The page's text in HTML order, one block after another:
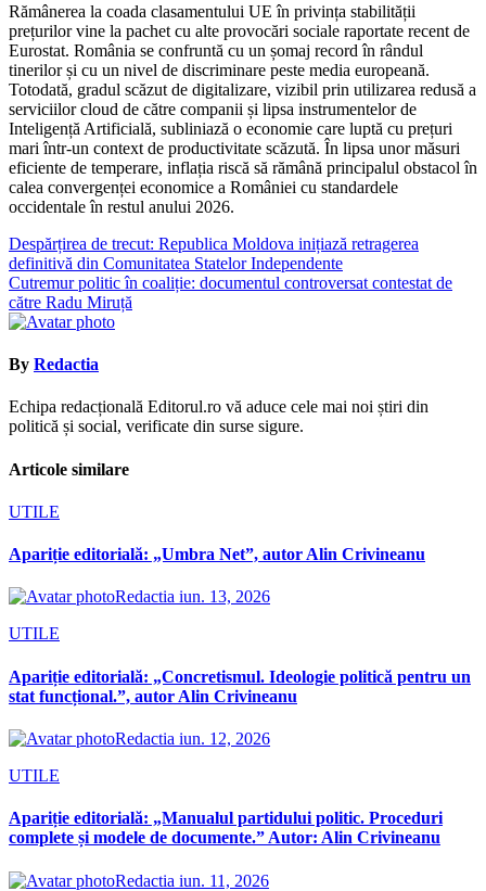
Rămânerea la coada clasamentului UE în privința stabilității
prețurilor vine la pachet cu alte provocări sociale raportate recent de
Eurostat. România se confruntă cu un șomaj record în rândul
tinerilor și cu un nivel de discriminare peste media europeană.
Totodată, gradul scăzut de digitalizare, vizibil prin utilizarea redusă a
serviciilor cloud de către companii și lipsa instrumentelor de
Inteligență Artificială, subliniază o economie care luptă cu prețuri
mari într-un context de productivitate scăzută. În lipsa unor măsuri
eficiente de temperare, inflația riscă să rămână principalul obstacol în
calea convergenței economice a României cu standardele
occidentale în restul anului 2026.
Navigare
în
articole
Despărțirea de trecut: Republica Moldova inițiază retragerea
definitivă din Comunitatea Statelor Independente
Cutremur politic în coaliție: documentul controversat contestat de
către Radu Miruță
By Redactia
Echipa redacțională Editorul.ro vă aduce cele mai noi știri din
politică și social, verificate din surse sigure.
Articole similare
UTILE
Apariție editorială: „Umbra Net”, autor Alin Crivineanu
Redactia iun. 13, 2026
UTILE
Apariție editorială: „Concretismul. Ideologie politică pentru un
stat funcțional.”, autor Alin Crivineanu
Redactia iun. 12, 2026
UTILE
Apariție editorială: „Manualul partidului politic. Proceduri
complete și modele de documente.” Autor: Alin Crivineanu
Redactia iun. 11, 2026